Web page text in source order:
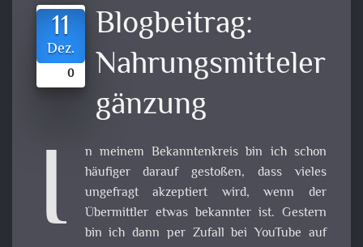
11
Dez.
0
Blogbeitrag:
Nahrungsmitteler
gänzung
I
n meinem Bekanntenkreis bin ich schon
häufiger darauf gestoßen, dass vieles
ungefragt akzeptiert wird, wenn der
Übermittler etwas bekannter ist. Gestern
bin ich dann per Zufall bei YouTube auf